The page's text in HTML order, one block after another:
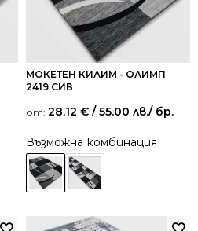
МОКЕТЕН КИЛИМ - ОЛИМП
2419 СИВ
от: 28.12 € / 55.00 лв./ бр.
Възможна комбинация